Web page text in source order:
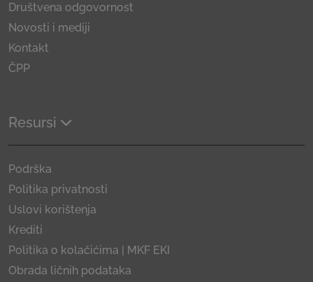
Društvena odgovornost
Novosti i mediji
Kontakt
ČPP
Resursi
Podrška
Politika privatnosti
Uslovi korištenja
Krediti
Politika o kolačićima | MKF EKI
Obrada ličnih podataka